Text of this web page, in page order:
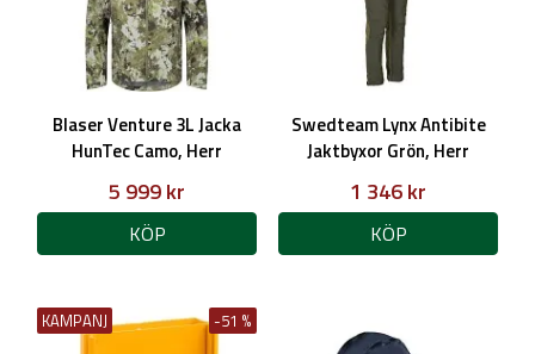
Blaser Venture 3L Jacka
HunTec Camo, Herr
5 999 kr
KÖP
Swedteam Lynx Antibite
Jaktbyxor Grön, Herr
1 346 kr
KÖP
KAMPANJ -51 %